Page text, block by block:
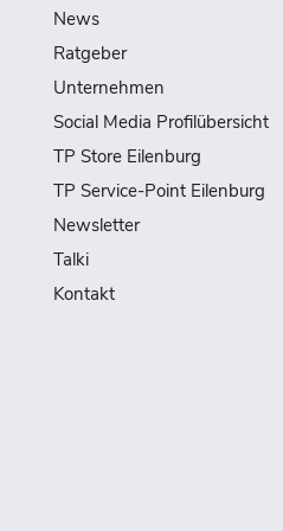
News
Ratgeber
Unternehmen
Social Media Profilübersicht
TP Store Eilenburg
TP Service-Point Eilenburg
Newsletter
Talki
Kontakt